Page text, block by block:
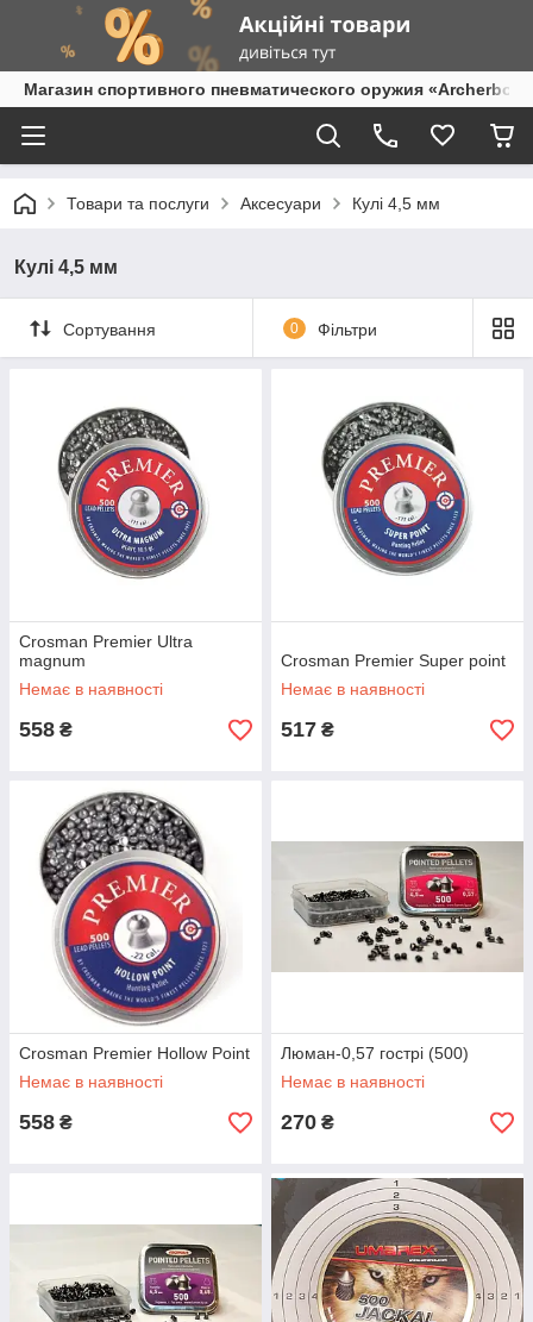
Магазин спортивного пневматического оружия
Товари та послуги Аксесуари Кулі 4,5 мм
Кулі 4,5 мм
Сортування 0 Фільтри
Crosman Premier Ultra
magnum
Немає в наявності
558 ₴
Crosman Premier Super point
Немає в наявності
517 ₴
Crosman Premier Hollow Point
Немає в наявності
558 ₴
Люман-0,57 гострі (500)
Немає в наявності
270 ₴